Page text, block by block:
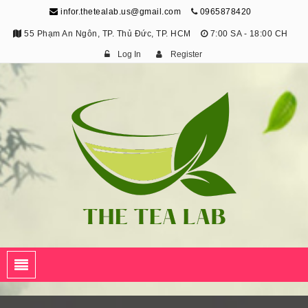
infor.thetealab.us@gmail.com 0965878420
55 Phạm An Ngôn, TP. Thủ Đức, TP. HCM 7:00 SA - 18:00 CH
Log In Register